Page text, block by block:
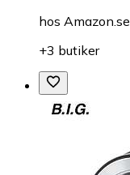
hos Amazon.se
+3 butiker